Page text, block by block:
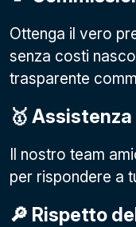
Ottenga il vero
senza costi
trasparente
🥇
Il nostro team
per rispondere a
🔎 Rispetto